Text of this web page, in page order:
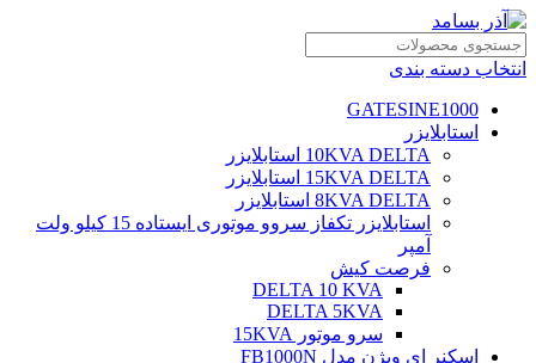
انتخاب دسته بندی
GATESINE1000
استابلایزر
10KVA DELTA استابلایزر
15KVA DELTA استابلایزر
8KVA DELTA استابلایزر
استابلایزر تکفاز سروو موتوری ایستاده 15 کیلو ولت
آمپر
فرصت کیش
DELTA 10 KVA
DELTA 5KVA
سرو موتور 15KVA
اسکنر ای ویژن مدل FB1000N